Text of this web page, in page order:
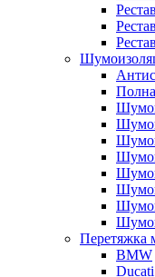
Перетяжка
BMW
Ducati